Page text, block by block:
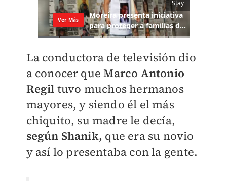
La conductora de televisión dio
a conocer queMarco Antonio
Regil tuvo muchos hermanos
mayores, y siendo él el más
chiquito, su madre le decía,
según Shanik, que era su novio
y así lo presentaba con la gente.